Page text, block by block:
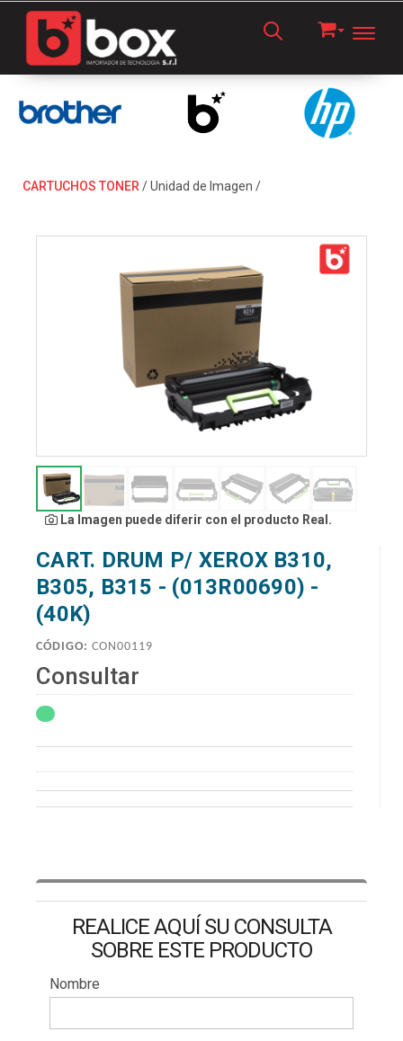
CARTUCHOS TONER/Unidad de Imagen /
La Imagen puede diferir con el producto Real.
CART. DRUM P/ XEROX B310,
B305, B315 - (013R00690) -
(40K)
CÓDIGO: CON00119
Consultar
REALICE AQUÍ SU CONSULTA
SOBRE ESTE PRODUCTO
Nombre